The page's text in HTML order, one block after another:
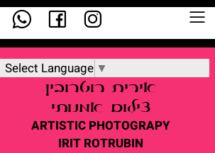
Select Language ▼
אירית רוטרובין
צילום אמנותי
ARTISTIC PHOTOGRAPY
IRIT ROTRUBIN